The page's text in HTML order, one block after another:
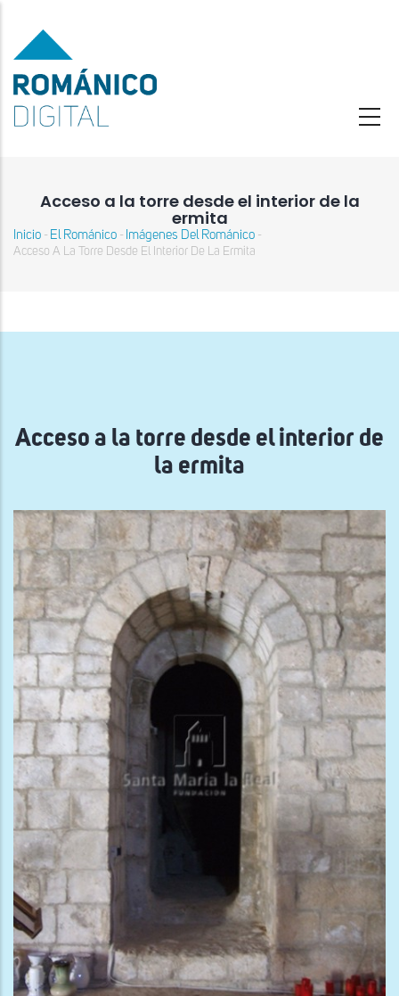
contenido
principal
Acceso a la torre desde el interior de la
ermita
Sobrescribir
ayuda
Inicio - El Románico - Imágenes Del Románico -
Acceso A La Torre Desde El Interior De La Ermita
Acceso a la torre desde el interior de
la ermita